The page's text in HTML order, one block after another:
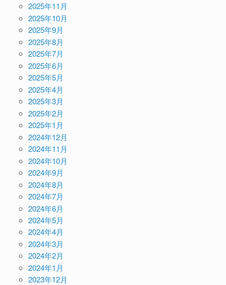
2025年11月
2025年10月
2025年9月
2025年8月
2025年7月
2025年6月
2025年5月
2025年4月
2025年3月
2025年2月
2025年1月
2024年12月
2024年11月
2024年10月
2024年9月
2024年8月
2024年7月
2024年6月
2024年5月
2024年4月
2024年3月
2024年2月
2024年1月
2023年12月